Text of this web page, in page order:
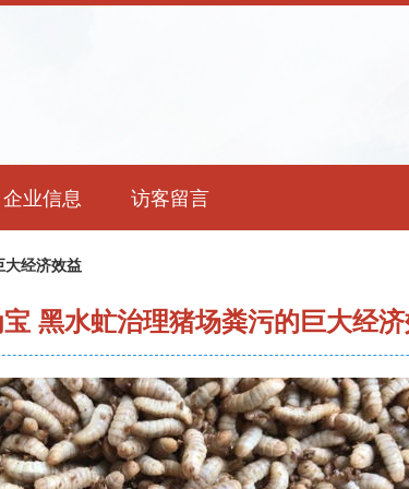
企业信息 访客留言
大经济效益
黑水虻治理猪场粪污的巨大经